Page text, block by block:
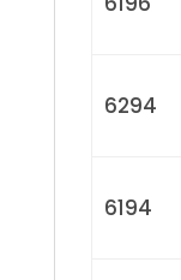
6294
6194